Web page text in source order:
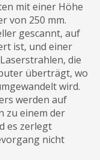
mit einer Höhe
von 250 mm.
gescannt, auf
ist, und einer
die
überträgt, wo
wird.
werden auf
zu einem der
es zerlegt
nicht